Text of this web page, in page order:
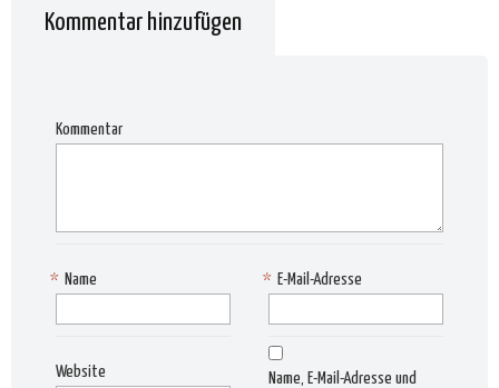
Kommentar hinzufügen
Kommentar
Name
* E-Mail-Adresse
*
Website
Name, E-Mail-Adresse und